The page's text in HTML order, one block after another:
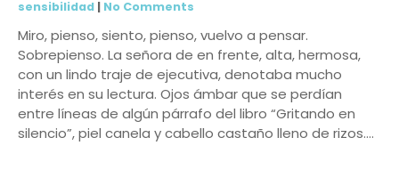
sensibilidad | No Comments
Miro, pienso, siento, pienso, vuelvo a pensar.
Sobrepienso. La señora de en frente, alta, hermosa,
con un lindo traje de ejecutiva, denotaba mucho
interés en su lectura. Ojos ámbar que se perdían
entre líneas de algún párrafo del libro “Gritando en
silencio”, piel canela y cabello castaño lleno de rizos….